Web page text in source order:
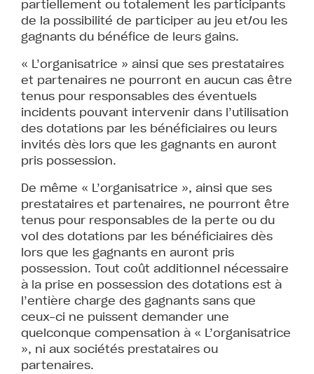
partiellement ou totalement les participants
de la possibilité de participer au jeu et/ou les
gagnants du bénéfice de leurs gains.
« L’organisatrice » ainsi que ses prestataires
et partenaires ne pourront en aucun cas être
tenus pour responsables des éventuels
incidents pouvant intervenir dans l’utilisation
des dotations par les bénéficiaires ou leurs
invités dès lors que les gagnants en auront
pris possession.
De même « L’organisatrice », ainsi que ses
prestataires et partenaires, ne pourront être
tenus pour responsables de la perte ou du
vol des dotations par les bénéficiaires dès
lors que les gagnants en auront pris
possession. Tout coût additionnel nécessaire
à la prise en possession des dotations est à
l’entière charge des gagnants sans que
ceux-ci ne puissent demander une
quelconque compensation à « L’organisatrice
», ni aux sociétés prestataires ou
partenaires.